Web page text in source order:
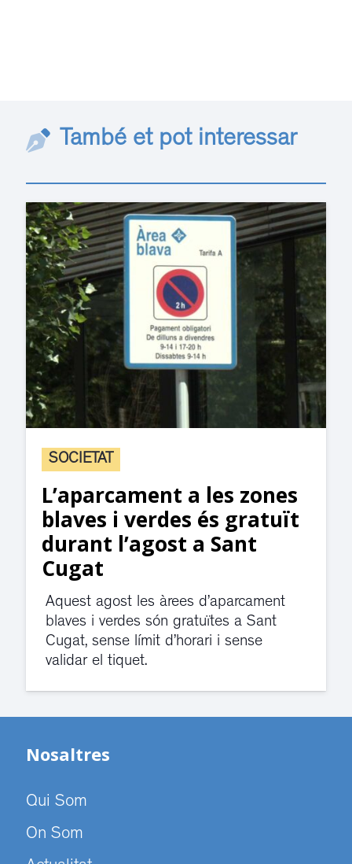
També et pot interessar
SOCIETAT
L’aparcament a les zones
blaves i verdes és gratuït
durant l’agost a Sant
Cugat
Aquest agost les àrees d’aparcament
blaves i verdes són gratuïtes a Sant
Cugat, sense límit d’horari i sense
validar el tiquet.
Nosaltres
Qui Som
On Som